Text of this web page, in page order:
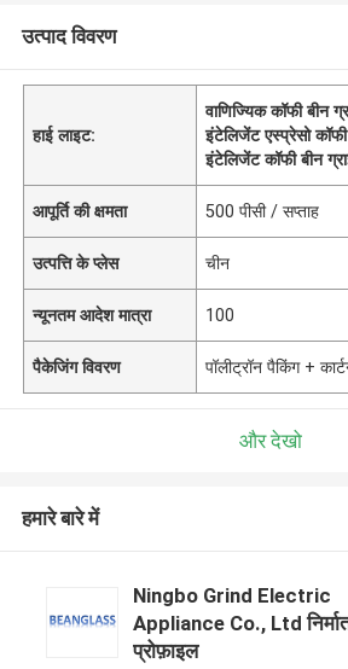
उत्पाद विवरण
हाई लाइट:
वाणिज्यिक कॉफी बीन
इंटेलिजेंट एस्प्रेसो
इंटेलिजेंट कॉफी बीन
आपूर्ति की क्षमता 500 पीसी / सप्ताह
उत्पत्ति के प्लेस चीन
न्यूनतम आदेश मात्रा 100
पैकेजिंग विवरण पॉलीट्रॉन पैकिंग +
और देखो
हमारे बारे में
Ningbo Grind Electric
Appliance Co., Ltd
प्रोफ़ाइल